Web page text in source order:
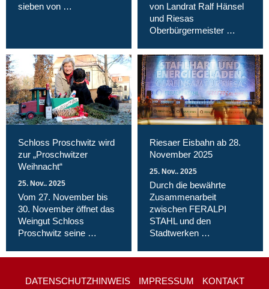
sieben von …
von Landrat Ralf Hänsel
und Riesas
Oberbürgermeister …
Schloss Proschwitz wird
zur „Proschwitzer
Weihnacht“
25. Nov.. 2025
Vom 27. November bis
30. November öffnet das
Weingut Schloss
Proschwitz seine …
Riesaer Eisbahn ab 28.
November 2025
25. Nov.. 2025
Durch die bewährte
Zusammenarbeit
zwischen FERALPI
STAHL und den
Stadtwerken …
DATENSCHUTZHINWEIS IMPRESSUM
KONTAKT